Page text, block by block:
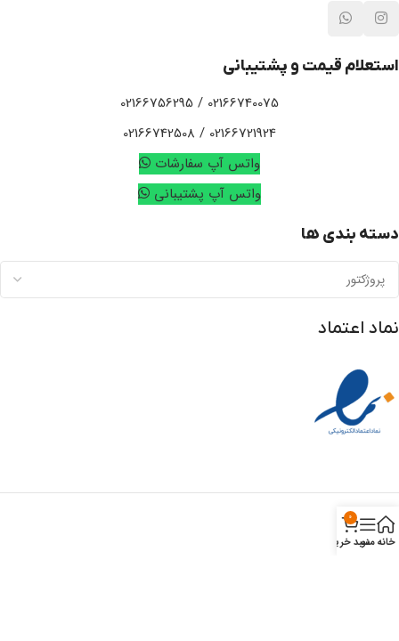
استعلام قیمت و پشتیبانی
02166740075 / 02166756295
02166721924 / 02166742508
واتس آپ سفارشات
واتس آپ پشتیبانی
دسته بندی ها
نماد اعتماد
خانهمنو
0
سبد خرید